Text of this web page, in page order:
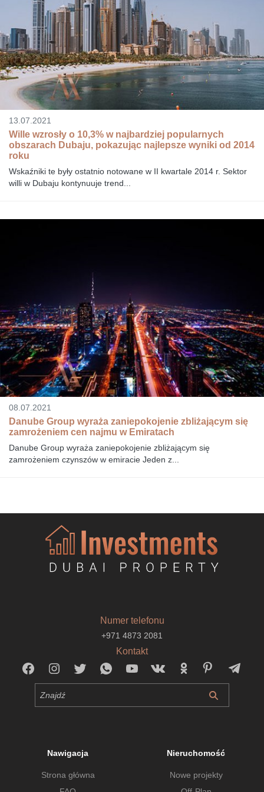
13.07.2021
Wille wzrosły o 10,3% w najbardziej popularnych
obszarach Dubaju, pokazując najlepsze wyniki od 2014
roku
Wskaźniki te były ostatnio notowane w II kwartale 2014 r. Sektor
willi w Dubaju kontynuuje trend...
08.07.2021
Danube Group wyraża zaniepokojenie zbliżającym się
zamrożeniem cen najmu w Emiratach
Danube Group wyraża zaniepokojenie zbliżającym się
zamrożeniem czynszów w emiracie Jeden z...
Numer telefonu
+971 4873 2081
Kontakt
Nawigacja
Strona główna
Nieruchomość
Nowe projekty